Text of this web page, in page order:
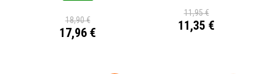
18,90 €
17,96 €
11,95 €
11,35 €